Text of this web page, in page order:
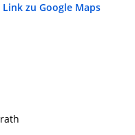
Link zu Google Maps